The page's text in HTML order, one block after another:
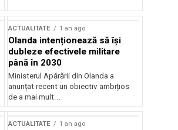
ACTUALITATE 1 an ago
Olanda intenționează să își
dubleze efectivele militare
până în 2030
Ministerul Apărării din Olanda a
anunțat recent un obiectiv ambițios
de a mai mult...
ACTUALITATE 1 an ago